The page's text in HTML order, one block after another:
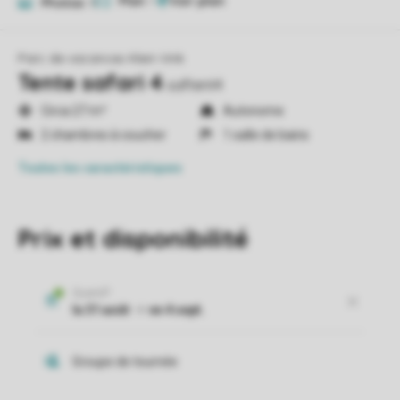
Parc de vacances Klein Vink
Tente safari 4 saftent4
Circa 27 m²
Autonome
2 chambres à coucher
1 salle de bains
Toutes les caractéristiques
Prix et disponibilité